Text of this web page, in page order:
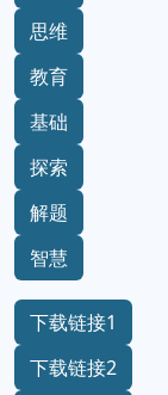
思维
教育
基础
探索
解题
智慧
下载链接1
下载链接2